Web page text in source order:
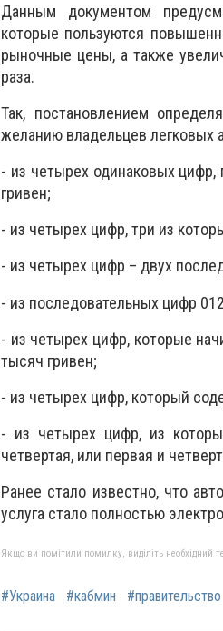
Данным документом
которые пользуются
рыночные цены, а также
раза.
Так, постановлением
желанию владельцев легковых
- из четырех одинаковых
гривен;
- из четырех цифр, три из
- из четырех цифр – двух
- из последовательных цифр
- из четырех цифр, которые
тысяч гривен;
- из четырех цифр, который
- из четырех цифр, из
четвертая, или первая и
Ранее стало известно, что
услуга стало полностью
Якщо ви помітили помилку, виділіть необхідний
#Украина #кабмин #правительство